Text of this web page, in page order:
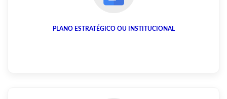
PLANO ESTRATÉGICO OU INSTITUCIONAL